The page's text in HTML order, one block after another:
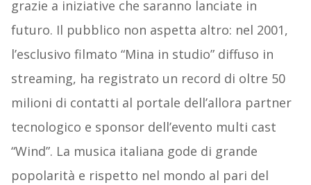
grazie a iniziative che saranno lanciate in
futuro. Il pubblico non aspetta altro: nel 2001,
l’esclusivo filmato “Mina in studio” diffuso in
streaming, ha registrato un record di oltre 50
milioni di contatti al portale dell’allora partner
tecnologico e sponsor dell’evento multi cast
“Wind”. La musica italiana gode di grande
popolarità e rispetto nel mondo al pari del